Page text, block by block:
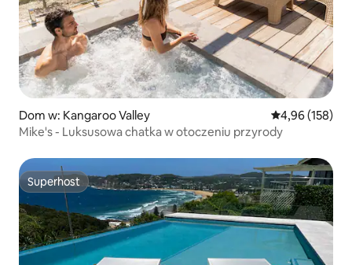
Dom w: Kangaroo Valley Średnia
4,96 (158)
Mike's - Luksusowa chatka w otoczeniu przyrody
Superhost
Superhost